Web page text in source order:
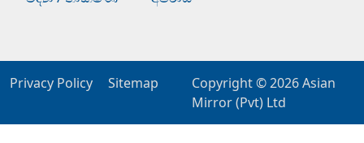
Privacy Policy Sitemap Copyright © 2026Asian
Mirror (Pvt) Ltd